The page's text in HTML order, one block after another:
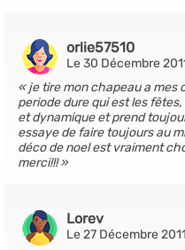
orlie57510
Le 30 Décembre
je tire mon chapeau a mes
periode dure qui est les
et dynamique et prend
essaye de faire toujours au
déco de noel est vraiment
merci!!!
Lorev
Le 27 Décembre 2011